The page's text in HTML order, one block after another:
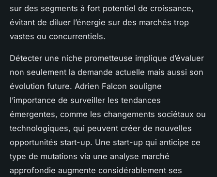
sur des segments à fort potentiel de croissance,
évitant de diluer l’énergie sur des marchés trop
vastes ou concurrentiels.
Détecter une niche prometteuse implique d’évaluer
non seulement la demande actuelle mais aussi son
évolution future. Adrien Falcon souligne
l’importance de surveiller les tendances
émergentes, comme les changements sociétaux ou
technologiques, qui peuvent créer de nouvelles
opportunités start-up. Une start-up qui anticipe ce
type de mutations via une analyse marché
approfondie augmente considérablement ses